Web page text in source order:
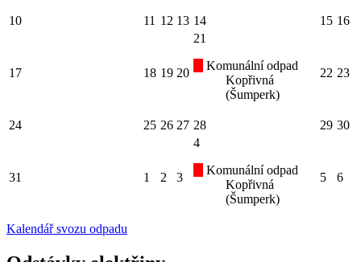
10 11 12 13 14 15 16
17 18 19 20
21
Komunální odpad
Kopřivná
(Šumperk)
22 23
24 25 26 27 28 29 30
31 1 2 3
4
Komunální odpad
Kopřivná
(Šumperk)
5 6
Kalendář svozu odpadu